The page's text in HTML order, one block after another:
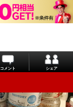
コメント シェア